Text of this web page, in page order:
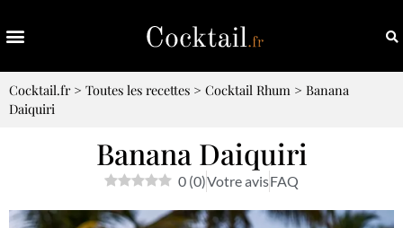
Cocktail.fr> Toutes les recettes > Cocktail Rhum > Banana
Daiquiri
Banana Daiquiri
0 (0)Votre avisFAQ